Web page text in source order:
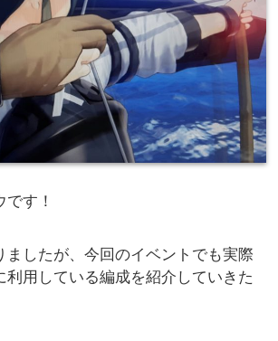
す！
ましたが、今回のイベントでも実際
利用している編成を紹介していきた